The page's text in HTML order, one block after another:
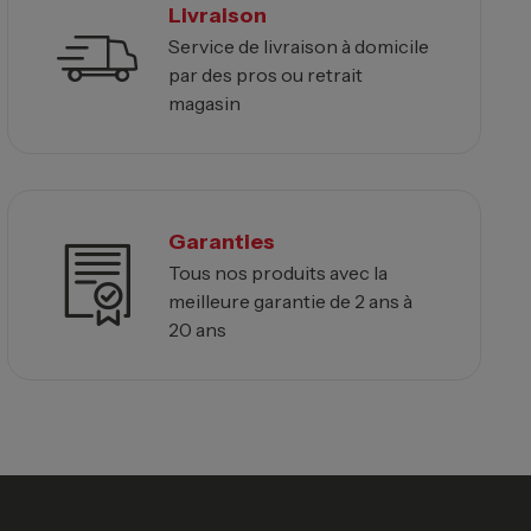
Livraison
Service de livraison à domicile
par des pros ou retrait
magasin
Garanties
Tous nos produits avec la
meilleure garantie de 2 ans à
20 ans